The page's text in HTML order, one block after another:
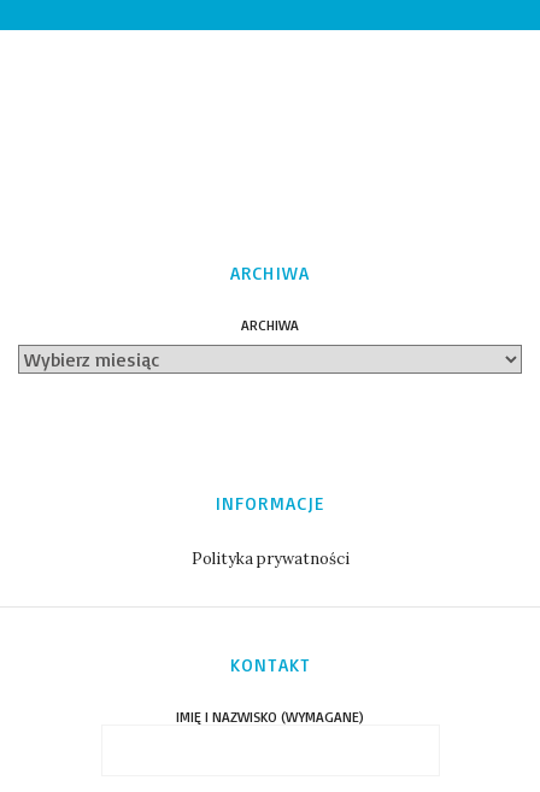
ARCHIWA
ARCHIWA
INFORMACJE
Polityka prywatności
KONTAKT
IMIĘ I NAZWISKO (WYMAGANE)